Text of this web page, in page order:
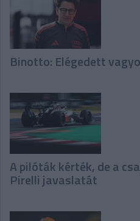
Binotto: Elégedett
A pilóták kérték, de a
Pirelli javaslatát